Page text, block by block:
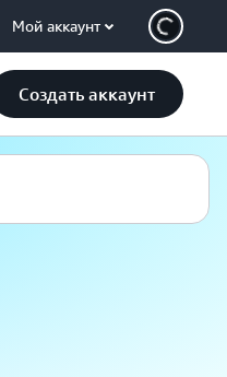
Мой аккаунт
Создать аккаунт